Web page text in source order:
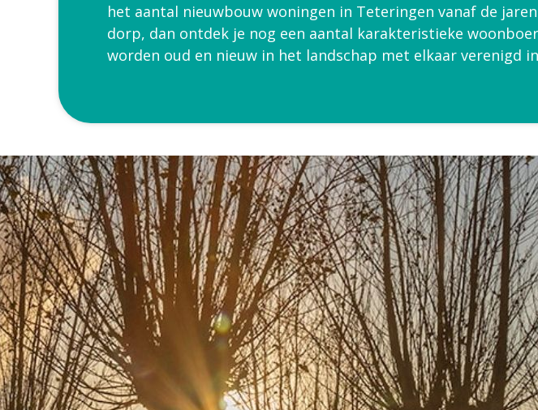
het aantal nieuwbouw woningen in Teteringen vanaf de
dorp, dan ontdek je nog een aantal karakteristieke
worden oud en nieuw in het landschap met elkaar verenigd